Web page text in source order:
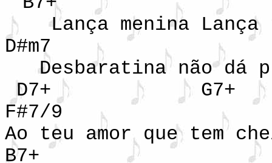
Lança menina Lança
D#m7
Desbaratina não dá
D7+
F#7/9
Ao teu amor que tem
B7+